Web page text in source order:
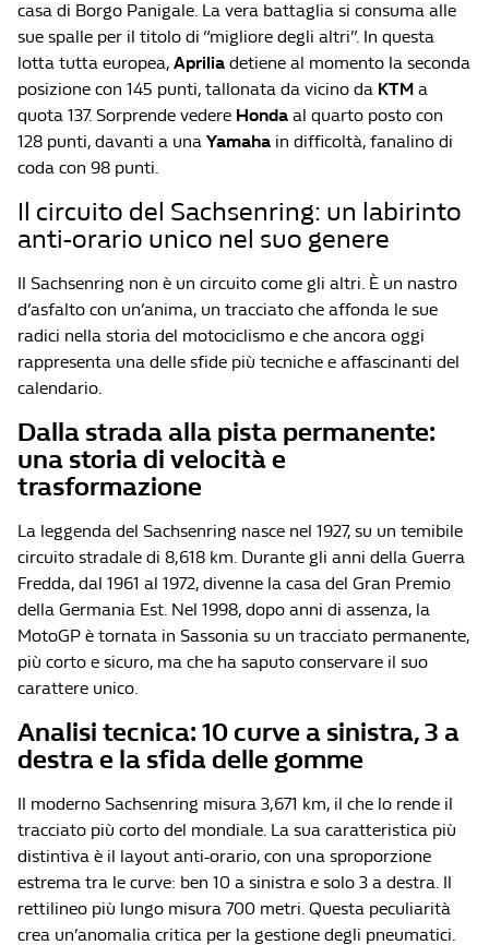
casa di Borgo Panigale. La vera battaglia si consuma alle
sue spalle per il titolo di “migliore degli altri”. In questa
lotta tutta europea, Aprilia detiene al momento la seconda
posizione con 145 punti, tallonata da vicino da KTM a
quota 137. Sorprende vedere Honda al quarto posto con
128 punti, davanti a una Yamaha in difficoltà, fanalino di
coda con 98 punti.
Il circuito del Sachsenring: un labirinto
anti-orario unico nel suo genere
Il Sachsenring non è un circuito come gli altri. È un nastro
d’asfalto con un’anima, un tracciato che affonda le sue
radici nella storia del motociclismo e che ancora oggi
rappresenta una delle sfide più tecniche e affascinanti del
calendario.
Dalla strada alla pista permanente:
una storia di velocità e
trasformazione
La leggenda del Sachsenring nasce nel 1927, su un temibile
circuito stradale di 8,618 km. Durante gli anni della Guerra
Fredda, dal 1961 al 1972, divenne la casa del Gran Premio
della Germania Est. Nel 1998, dopo anni di assenza, la
MotoGP è tornata in Sassonia su un tracciato permanente,
più corto e sicuro, ma che ha saputo conservare il suo
carattere unico.
Analisi tecnica: 10 curve a sinistra, 3 a
destra e la sfida delle gomme
Il moderno Sachsenring misura 3,671 km, il che lo rende il
tracciato più corto del mondiale. La sua caratteristica più
distintiva è il layout anti-orario, con una sproporzione
estrema tra le curve: ben 10 a sinistra e solo 3 a destra. Il
rettilineo più lungo misura 700 metri. Questa peculiarità
crea un’anomalia critica per la gestione degli pneumatici.